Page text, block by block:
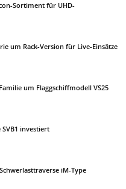
Sortiment für UHD-
um Rack-Version für Live-Einsätze
um Flaggschiffmodell VS25
investiert
iM-Type